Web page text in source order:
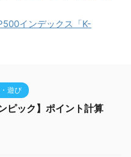
インデックス「K-
遊び
ピック】ポイント計算